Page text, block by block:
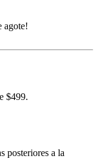
agote!
$499.
posteriores a la